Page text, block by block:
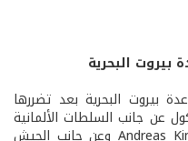
بيروت البحرية
بيروت البحرية بعد تضررها
عن جانب السلطات الألمانية
السفير الألماني في لبنان السيد Andreas Kindl وعن جانب الجيش